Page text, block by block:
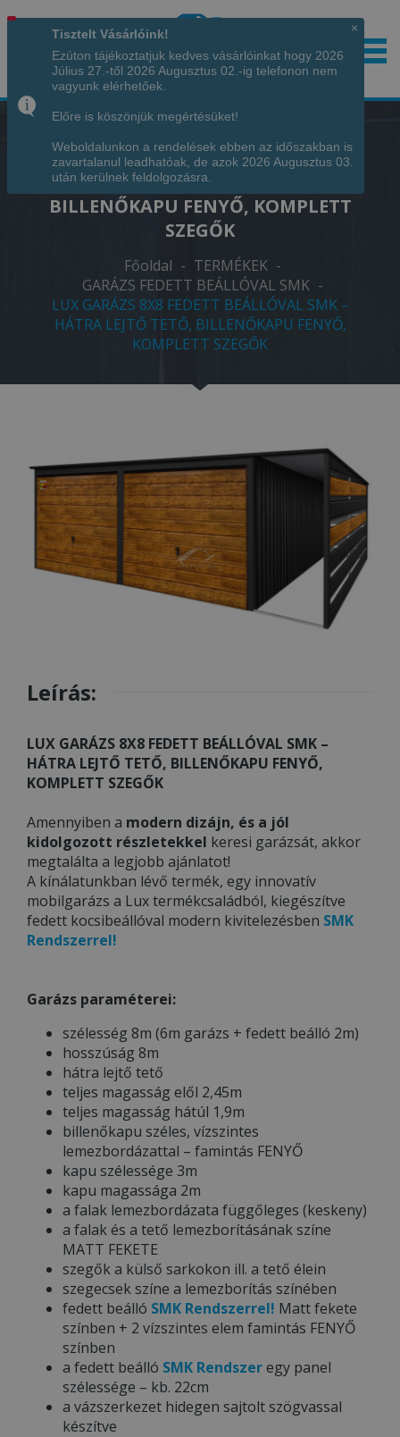
Hívjon minket!+36 70 7342034
LUX GARÁZS 8X8 FEDETT BEÁLLÓVAL
SMK – HÁTRA LEJTŐ TETŐ,
BILLENŐKAPU FENYŐ, KOMPLETT
SZEGŐK
Főoldal - TERMÉKEK -
GARÁZS FEDETT BEÁLLÓVAL SMK -
LUX GARÁZS 8X8 FEDETT BEÁLLÓVAL SMK –
HÁTRA LEJTŐ TETŐ, BILLENŐKAPU FENYŐ,
KOMPLETT SZEGŐK
Leírás:
LUX GARÁZS 8X8 FEDETT BEÁLLÓVAL SMK –
HÁTRA LEJTŐ TETŐ, BILLENŐKAPU FENYŐ,
KOMPLETT SZEGŐK
Amennyiben a modern dizájn, és a jól
kidolgozott részletekkel keresi garázsát, akkor
megtalálta a legjobb ajánlatot!
A kínálatunkban lévő termék, egy innovatív
mobilgarázs a Lux termékcsaládból, kiegészítve
fedett kocsibeállóval modern kivitelezésben SMK
Rendszerrel!
Garázs paraméterei:
szélesség 8m (6m garázs + fedett beálló 2m)
hosszúság 8m
hátra lejtő tető
teljes magasság elől 2,45m
teljes magasság hátúl 1,9m
billenőkapu széles, vízszintes
lemezbordázattal – famintás FENYŐ
kapu szélessége 3m
kapu magassága 2m
a falak lemezbordázata függőleges (keskeny)
a falak és a tető lemezborításának színe
MATT FEKETE
szegők a külső sarkokon ill. a tető élein
szegecsek színe a lemezborítás színében
fedett beálló SMK Rendszerrel! Matt fekete
színben + 2 vízszintes elem famintás FENYŐ
színben
a fedett beálló SMK Rendszeregy panel
szélessége – kb. 22cm
a vázszerkezet hidegen sajtolt szögvassal
készítve
×
Tisztelt Vásárlóink!
Ezúton tájékoztatjuk kedves vásárlóinkat hogy 2026
Július 27.-től 2026 Augusztus 02.-ig telefonon nem
vagyunk elérhetőek.
Előre is köszönjük megértésüket!
Weboldalunkon a rendelések ebben az időszakban is
zavartalanul leadhatóak, de azok 2026 Augusztus 03.
után kerülnek feldolgozásra.